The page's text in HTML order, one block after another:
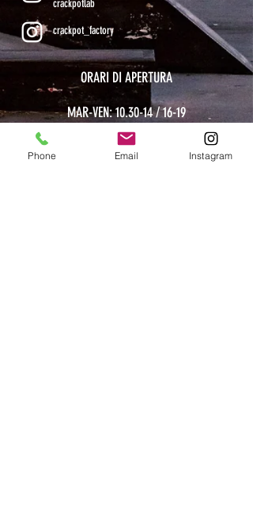
crackpotlab
crackpot_factory
ORARI DI APERTURA
MAR-VEN: 10.30-14 / 16-19
SAB: 11-13.30 / 15.30-19
DOM-LUN: chiuso
Phone Email Instagram